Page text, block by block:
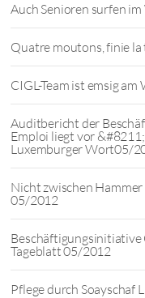
Auch Senioren surfen
Quatre moutons, finie
CIGL-Team ist emsig
Auditbericht der
Emploi liegt vor
Luxemburger Wort05/
Nicht zwischen
05/2012
Beschäftigungsinitiative
Tageblatt 05/2012
Pflege durch